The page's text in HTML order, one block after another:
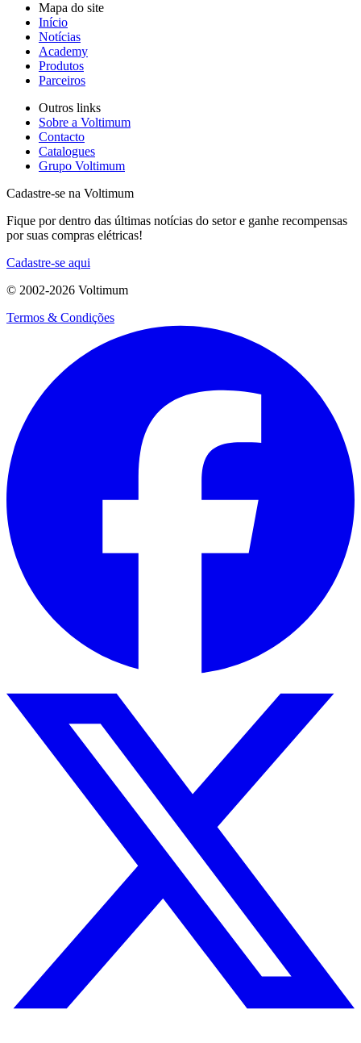
Mapa do site
Início
Notícias
Academy
Produtos
Parceiros
Outros links
Sobre a Voltimum
Contacto
Catalogues
Grupo Voltimum
Cadastre-se na Voltimum
Fique por dentro das últimas notícias do setor e ganhe recompensas
por suas compras elétricas!
Cadastre-se aqui
© 2002-2026 Voltimum
Termos & Condições